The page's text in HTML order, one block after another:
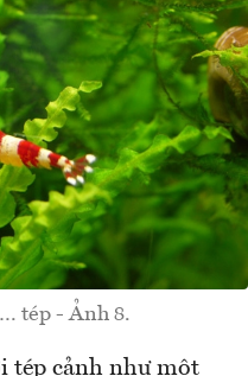
tép - Ảnh 8.
tép cảnh như một